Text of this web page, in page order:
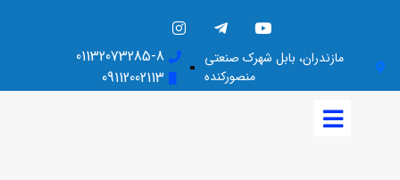
مازندران، بابل شهرک صنعتی
منصورکنده
01132073285-8
09112002113